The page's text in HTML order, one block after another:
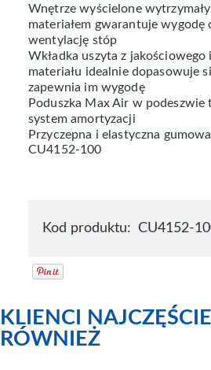
Wnętrze wyścielone
materiałem gwarantuje wygodę
wentylację stóp
Wkładka uszyta z jakościowego
materiału idealnie dopasowuje
zapewnia im wygodę
Poduszka Max Air w
system amortyzacji
Przyczepna i elastyczna
CU4152-100
Kod produktu: CU4152-
KLIENCI
RÓWNIEŻ